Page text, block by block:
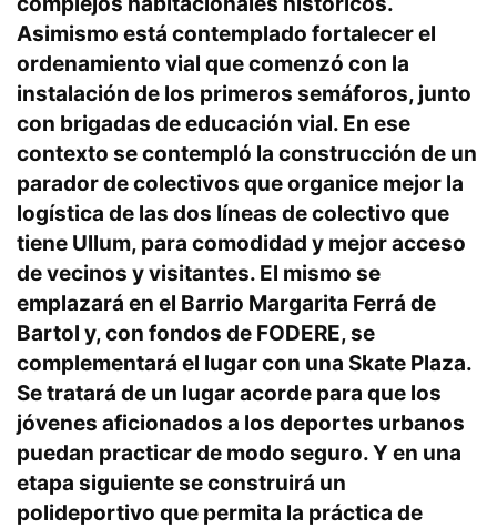
Asimismo está contemplado fortalecer el
ordenamiento vial que comenzó con la
instalación de los primeros semáforos, junto
con brigadas de educación vial. En ese
contexto se contempló la construcción de un
parador de colectivos que organice mejor la
logística de las dos líneas de colectivo que
tiene Ullum, para comodidad y mejor acceso
de vecinos y visitantes. El mismo se
emplazará en el Barrio Margarita Ferrá de
Bartol y, con fondos de FODERE, se
complementará el lugar con una Skate Plaza.
Se tratará de un lugar acorde para que los
jóvenes aficionados a los deportes urbanos
puedan practicar de modo seguro. Y en una
etapa siguiente se construirá un
polideportivo que permita la práctica de